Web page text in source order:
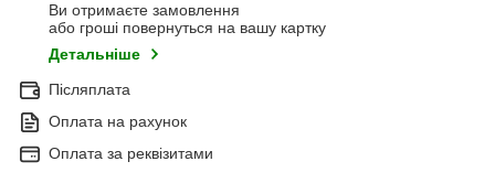
Ви отримаєте замовлення
або гроші повернуться на вашу картку
Детальніше
Післяплата
Оплата на рахунок
Оплата за реквізитами